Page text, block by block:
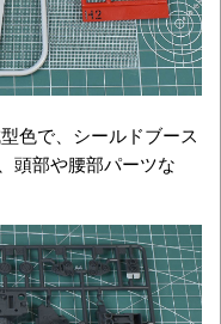
色で、シールドブース
頭部や腰部パーツな